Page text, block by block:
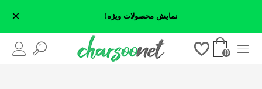
نمایش محصولات ویژه! ×
0